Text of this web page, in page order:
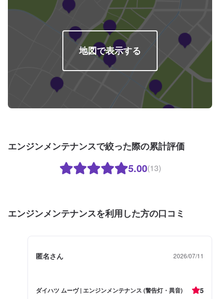
地図で表示する
エンジンメンテナンスで絞った際の累計評価
5.00(13)
エンジンメンテナンスを利用した方の口コミ
匿名さん 2026/07/11
ダイハツ ムーヴ | エンジンメンテナンス (警告灯・異音) 5